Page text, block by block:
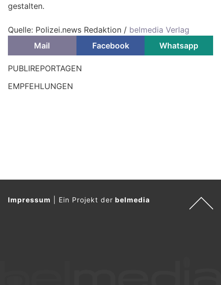
gestalten.
Quelle: Polizei.news Redaktion / belmedia Verlag
Mail
Facebook Whatsapp
PUBLIREPORTAGEN
EMPFEHLUNGEN
Impressum Ein Projekt derbelmedia